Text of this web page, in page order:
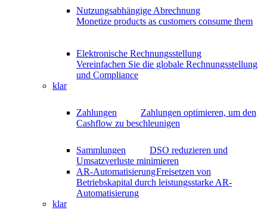
Nutzungsabhängige Abrechnung
Monetize products as customers consume them
Elektronische Rechnungsstellung
Vereinfachen Sie die globale Rechnungsstellung
und Compliance
klar
Zahlungen
Zahlungen optimieren, um den
Cashflow zu beschleunigen
Sammlungen
DSO reduzieren und
Umsatzverluste minimieren
AR-AutomatisierungFreisetzen von
Betriebskapital durch leistungsstarke AR-
Automatisierung
klar